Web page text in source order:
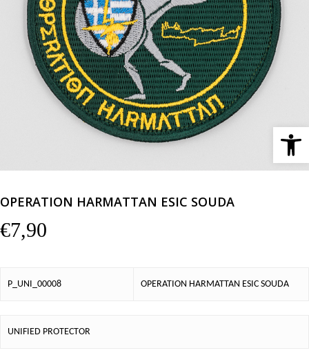
OPERATION HARMATTAN ESIC SOUDA
€7,90
P_UNI_00008 OPERATION HARMATTAN ESIC SOUDA
UNIFIED PROTECTOR